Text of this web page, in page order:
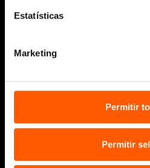
Estatísticas
Marketing
Permitir
Permitir
* Portes grátis para
e Ilhas em compras